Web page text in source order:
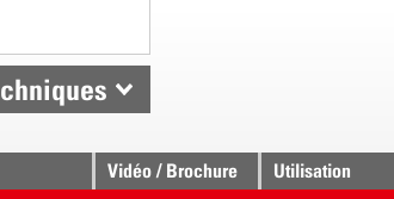
Vidéo / Brochure Utilisation